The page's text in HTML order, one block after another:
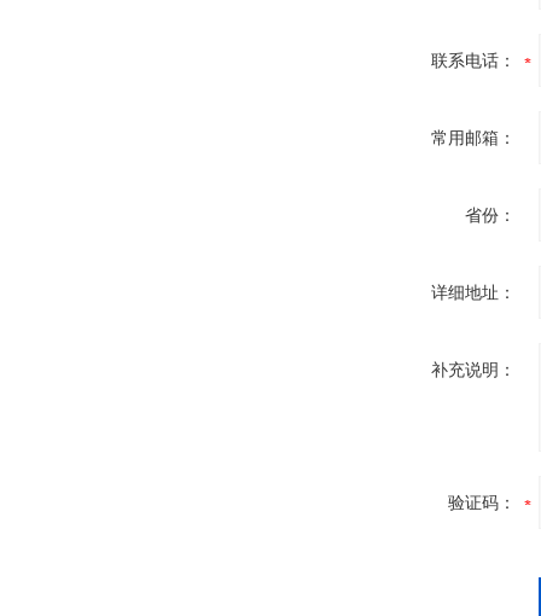
联系电话：
常用邮箱：
省份：
详细地址：
补充说明：
验证码：